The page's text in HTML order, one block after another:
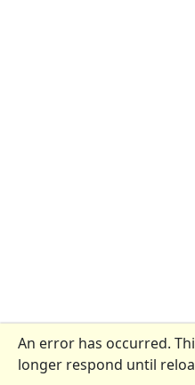
An error has occurred.
longer respond until